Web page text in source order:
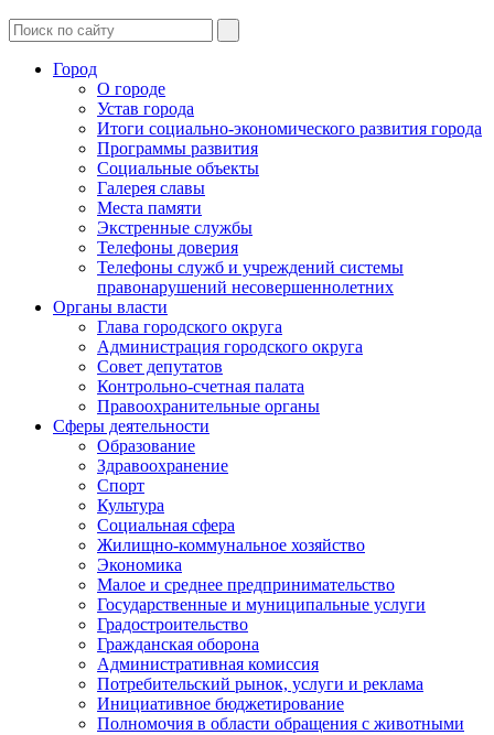
Город
О городе
Устав города
Итоги социально-экономического развития города
Программы развития
Социальные объекты
Галерея славы
Места памяти
Экстренные службы
Телефоны доверия
Телефоны служб и учреждений системы
правонарушений несовершеннолетних
Органы власти
Глава городского округа
Администрация городcкого округа
Совет депутатов
Контрольно-счетная палата
Правоохранительные органы
Сферы деятельности
Образование
Здравоохранение
Спорт
Культура
Социальная сфера
Жилищно-коммунальное хозяйство
Экономика
Малое и среднее предпринимательство
Государственные и муниципальные услуги
Градостроительство
Гражданская оборона
Административная комиссия
Потребительский рынок, услуги и реклама
Инициативное бюджетирование
Полномочия в области обращения с животными